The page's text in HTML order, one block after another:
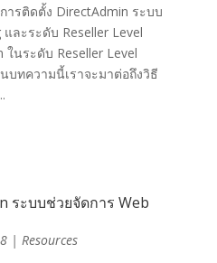
ารติดตั้ง DirectAdmin ระบบ
ละระดับ Reseller Level
ในระดับ Reseller Level
บทความนี้เราจะมาต่อถึงวิธี
ระบบช่วยจัดการ Web
| Resources